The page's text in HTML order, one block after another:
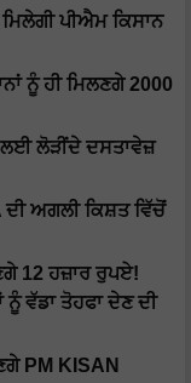
ਪੀਐਮ ਕਿਸਾਨ
ਨੂੰ ਹੀ ਮਿਲਣਗੇ 2000
ਲਈ ਲੋੜੀਂਦੇ ਦਸਤਾਵੇਜ਼
ਦੀ ਅਗਲੀ ਕਿਸ਼ਤ ਵਿੱਚੋਂ
12 ਹਜ਼ਾਰ ਰੁਪਏ!
ਨੂੰ ਵੱਡਾ ਤੋਹਫਾ ਦੇਣ ਦੀ
PM KISAN